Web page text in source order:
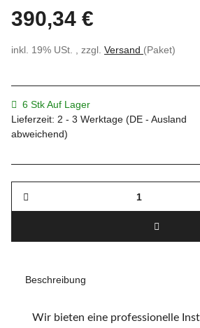
390,34 €
inkl. 19% USt. , zzgl. Versand (Paket)
6 Stk Auf Lager
Lieferzeit: 2 - 3 Werktage (DE - Ausland
abweichend)
Beschreibung
Wir bieten eine professionelle